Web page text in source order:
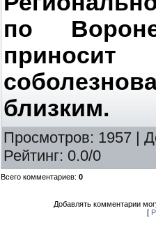
по
близким.
Просмотров: 1957 |
Рейтинг: 0.0/0
Всего комментариев: 0
Добавлять комментарии
[